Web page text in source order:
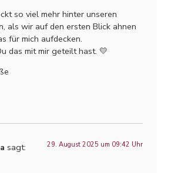
so viel mehr hinter unseren
als wir auf den ersten Blick ahnen
für mich aufdecken.
das mit mir geteilt hast. 💛
sagt: 29. August 2025 um 09:42 Uhr